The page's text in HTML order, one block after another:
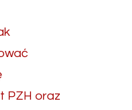
PZH oraz